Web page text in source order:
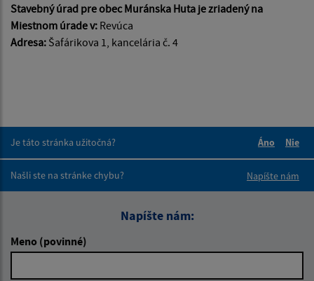
Stavebný úrad pre obec Muránska Huta je zriadený na
Miestnom úrade v: Revúca
Adresa: Šafárikova 1, kancelária č. 4
Je táto stránka užitočná?
Áno
Nie
Našli ste na stránke chybu?
Napíšte nám
Napíšte nám:
Meno (povinné)